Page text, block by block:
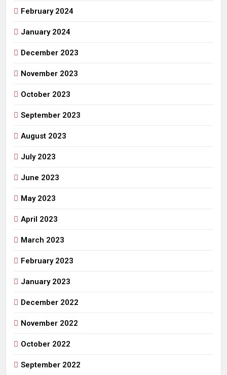
February 2024
January 2024
December 2023
November 2023
October 2023
September 2023
August 2023
July 2023
June 2023
May 2023
April 2023
March 2023
February 2023
January 2023
December 2022
November 2022
October 2022
September 2022